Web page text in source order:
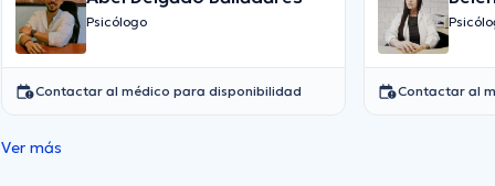
Psicólogo
Contactar al médico para disponibilidad Contactar al
Ver más